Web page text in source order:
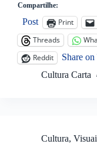
Compartilhe:
Post Print
Threads
Reddit
Share
Cultura Carta
Cultura,